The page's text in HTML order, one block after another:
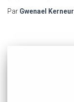
Par Gwenael Kerneur